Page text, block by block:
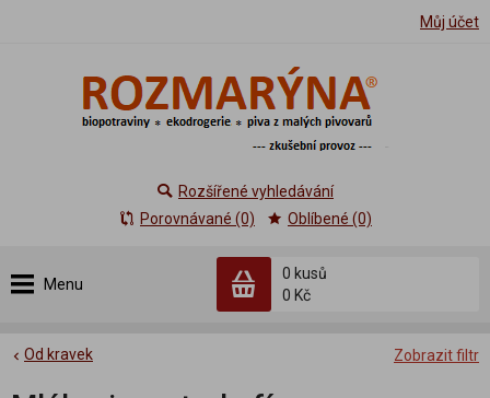
Můj účet
Menu
0 kusů
0 Kč
Rozšířené vyhledávání
Porovnávané (0)
Oblíbené (0)
Zobrazit filtr
Od kravek